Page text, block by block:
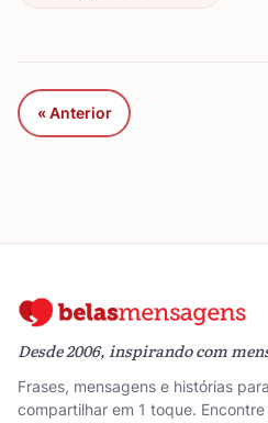
« Anterior
Desde 2006, inspirando com
Frases, mensagens e histórias
compartilhar em 1 toque.